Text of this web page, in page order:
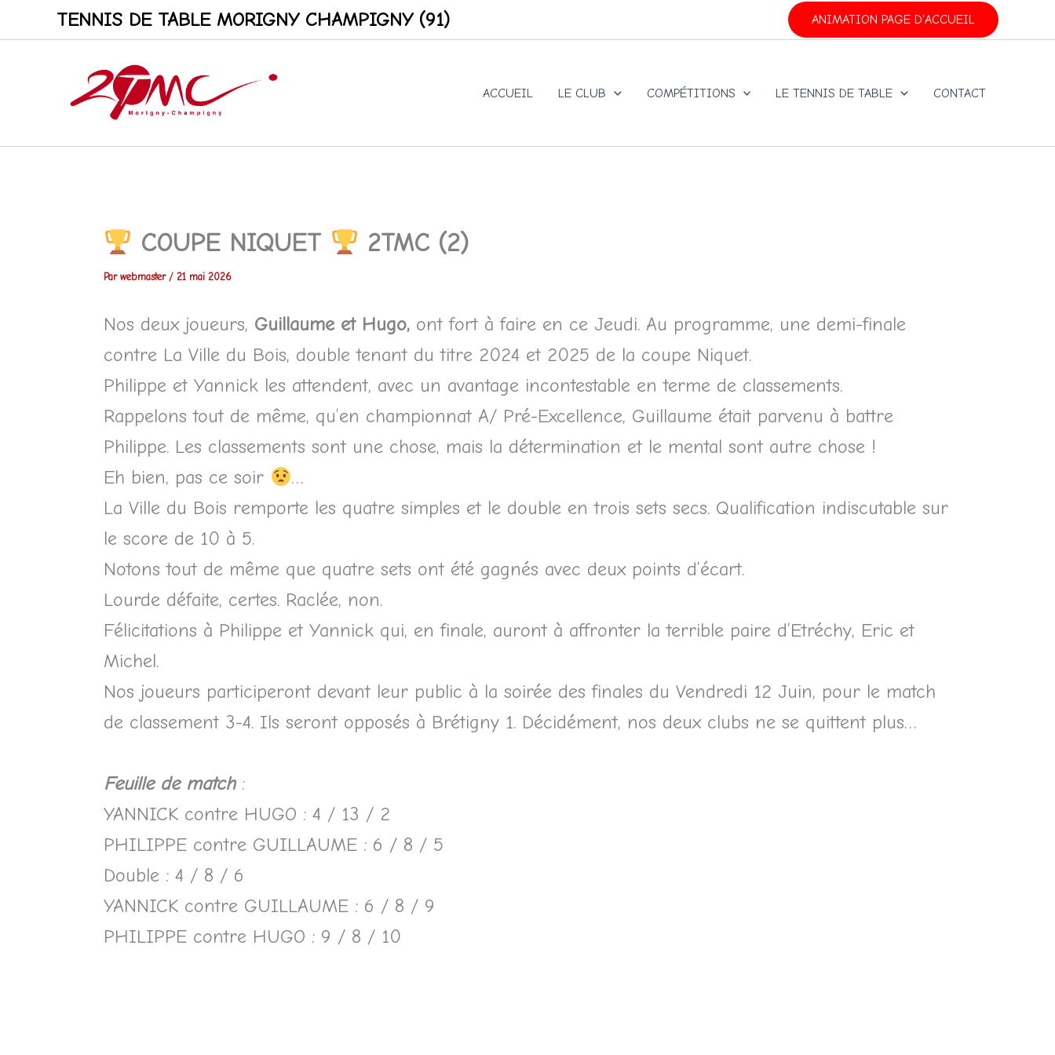
TENNIS DE TABLE MORIGNY CHAMPIGNY (91) ANIMATION PAGE D'ACCUEIL
ACCUEIL LE CLUB COMPÉTITIONS LE TENNIS DE TABLE CONTACT
COUPE NIQUET 2TMC (2)
Par webmaster / 21 mai 2026
Nos deux joueurs, Guillaume et Hugo, ont fort à faire en ce Jeudi. Au programme, une demi-finale
contre La Ville du Bois, double tenant du titre 2024 et 2025 de la coupe Niquet.
Philippe et Yannick les attendent, avec un avantage incontestable en terme de classements.
Rappelons tout de même, qu’en championnat A/ Pré-Excellence, Guillaume était parvenu à battre
Philippe. Les classements sont une chose, mais la détermination et le mental sont autre chose !
Eh bien, pas ce soir
…
La Ville du Bois remporte les quatre simples et le double en trois sets secs. Qualification indiscutable sur
le score de 10 à 5.
Notons tout de même que quatre sets ont été gagnés avec deux points d’écart.
Lourde défaite, certes. Raclée, non.
Félicitations à Philippe et Yannick qui, en finale, auront à affronter la terrible paire d’Etréchy, Eric et
Michel.
Nos joueurs participeront devant leur public à la soirée des finales du Vendredi 12 Juin, pour le match
de classement 3-4. Ils seront opposés à Brétigny 1. Décidément, nos deux clubs ne se quittent plus…
Feuille de match :
YANNICK contre HUGO : 4 / 13 / 2
PHILIPPE contre GUILLAUME : 6 / 8 / 5
Double : 4 / 8 / 6
YANNICK contre GUILLAUME : 6 / 8 / 9
PHILIPPE contre HUGO : 9 / 8 / 10